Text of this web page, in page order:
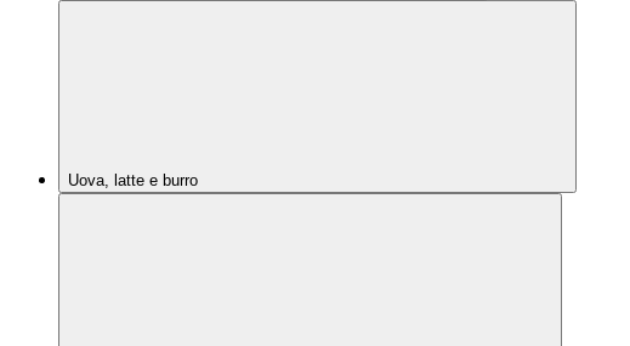
Uova, latte e burro